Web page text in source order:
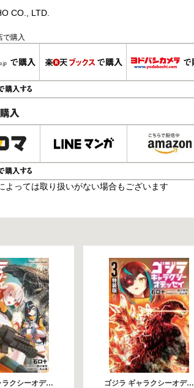
CO., LTD.
で購入
よっては取り扱いがない場合もございます
ラクシーオデ… ゴジラ ギャラクシーオデ…